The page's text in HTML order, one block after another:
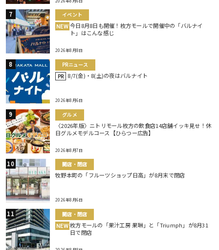
イベント
NEW 今日8月8日も開催！枚方モールで開催中の「バルナイ
ト」はこんな感じ
2026年8月8日
PRニュース
PR 8/7(金)・8(土)の夜はバルナイト
2026年8月6日
グルメ
〈2026年版〉ニトリモール枚方の飲食店14店舗イッキ見せ！休
日グルメモデルコース【ひらつー広告】
2026年8月7日
開店・閉店
牧野本町の「フルーツショップ日高」が8月末で閉店
2026年8月6日
開店・閉店
NEW 枚方モールの「果汁工房 果琳」と「Triumph」が8月31
日で閉店